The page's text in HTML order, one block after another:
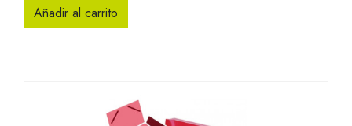
Añadir al carrito